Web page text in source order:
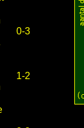
0-3
1-2